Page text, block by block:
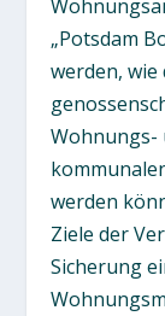
„Potsdam
werden,
Wohnungs-
werden
Ziele der
Sicherung